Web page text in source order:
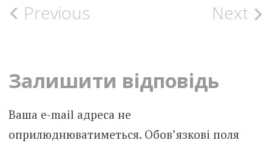
Post
Previous Next
Залишити відповідь
Ваша e-mail адреса не
оприлюднюватиметься. Обов’язкові поля